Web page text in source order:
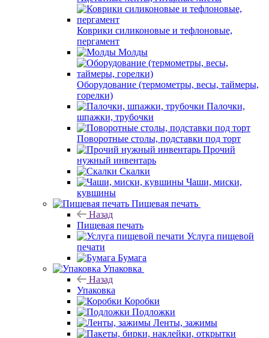
Коврики силиконовые и тефлоновые,
пергамент
Молды
Оборудование (термометры, весы, таймеры,
горелки)
Палочки,
шпажки, трубочки
Поворотные столы, подставки под торт
Прочий
нужный инвентарь
Скалки
Чаши, миски,
кувшины
Пищевая печать
Назад
Пищевая печать
Услуга пищевой
печати
Бумага
Упаковка
Назад
Упаковка
Коробки
Подложки
Ленты, зажимы